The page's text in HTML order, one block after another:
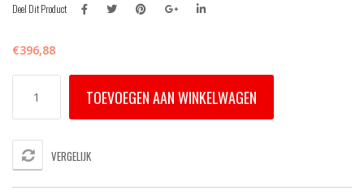
Deel Dit Product
€396,88
CK06
Elektrisch
TOEVOEGEN AAN WINKELWAGEN
VERGELIJK